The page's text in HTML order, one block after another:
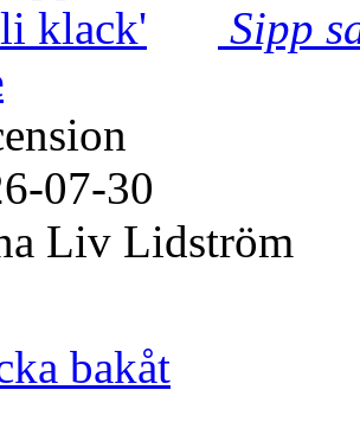
Sipp
07-30
Liv Lidström
bakåt